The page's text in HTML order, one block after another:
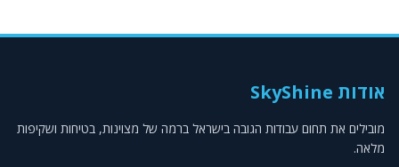
אודות SkyShine
מובילים את תחום עבודות הגובה בישראל ברמה של מצוינות, בטיחות ושקיפות
מלאה.